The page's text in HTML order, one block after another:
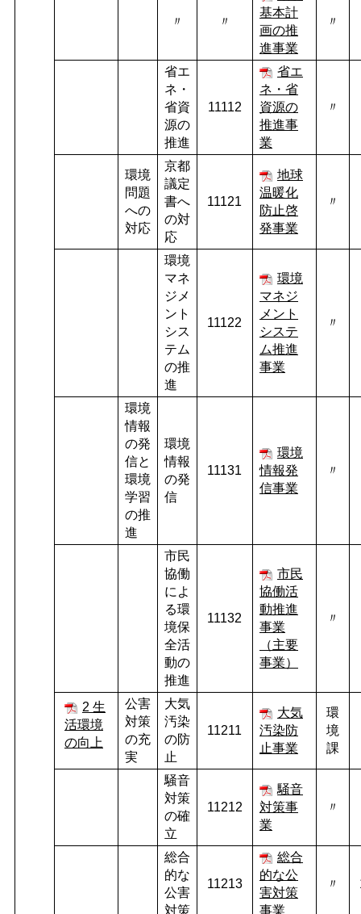
〃 〃
基本計
画の推
進事業
〃
省エ
ネ・
省資
源の
推進
11112
省エ
ネ・省
資源の
推進事
業
〃
環境
問題
への
対応
京都
議定
書へ
の対
応
11121
地球
温暖化
防止啓
発事業
〃
環境
マネ
ジメ
ント
シス
テム
の推
進
11122
環境
マネジ
メント
システ
ム推進
事業
〃
環境
情報
の発
信と
環境
学習
の推
進
環境
情報
の発
信
11131
環境
情報発
信事業
〃
市民
協働
によ
る環
境保
全活
動の
推進
11132
市民
協働活
動推進
事業
（主要
事業）
〃
2 生
活環境
の向上
公害
対策
の充
実
大気
汚染
の防
止
11211
大気
汚染防
止事業
環
境
課
騒音
対策
の確
立
11212
騒音
対策事
業
〃
総合
的な
公害
対策
11213
総合
的な公
害対策
事業
〃